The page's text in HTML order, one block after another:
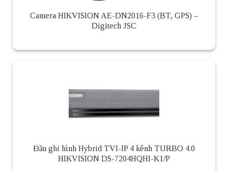
Camera HIKVISION AE-DN2016-F3 (BT, GPS) –
Digitech JSC
Đầu ghi hình Hybrid TVI-IP 4 kênh TURBO 4.0
HIKVISION DS-7204HQHI-K1/P